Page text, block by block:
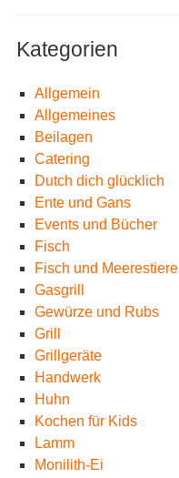
Kategorien
Allgemein
Allgemeines
Beilagen
Catering
Dutch dich glücklich
Ente und Gans
Events und Bücher
Fisch
Fisch und Meerestiere
Gasgrill
Gewürze und Rubs
Grill
Grillgeräte
Handwerk
Huhn
Kochen für Kids
Lamm
Monilith-Ei